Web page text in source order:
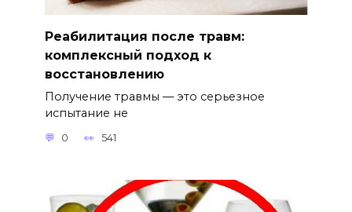
Реабилитация после травм:
комплексный подход к
восстановлению
Получение травмы — это серьезное
испытание не
0 541